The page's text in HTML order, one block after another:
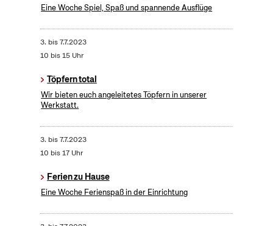
Eine Woche Spiel, Spaß und spannende Ausflüge
3. bis7.7.2023
10 bis 15 Uhr
Töpfern total
Wir bieten euch angeleitetes Töpfern in unserer
Werkstatt.
3. bis7.7.2023
10 bis 17 Uhr
Ferien zu Hause
Eine Woche Ferienspaß in der Einrichtung